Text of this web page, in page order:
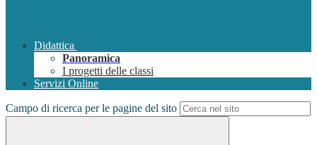
Didattica
Panoramica
I progetti delle classi
Servizi Online
Campo di ricerca per le pagine del sito